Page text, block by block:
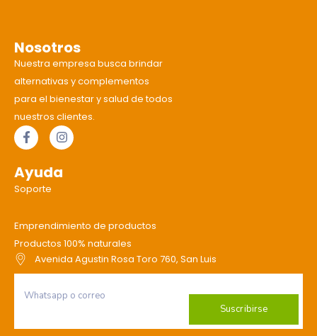
Nosotros
Nuestra empresa busca brindar
alternativas y complementos
para el bienestar y salud de todos
nuestros clientes.
Ayuda
Soporte
Emprendimiento de productos
Productos 100% naturales
Avenida Agustin Rosa Toro 760, San Luis
Suscribirse